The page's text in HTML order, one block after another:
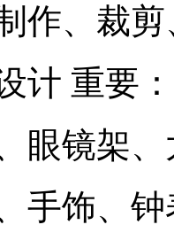
作、裁
计 重要
眼镜架
手饰、